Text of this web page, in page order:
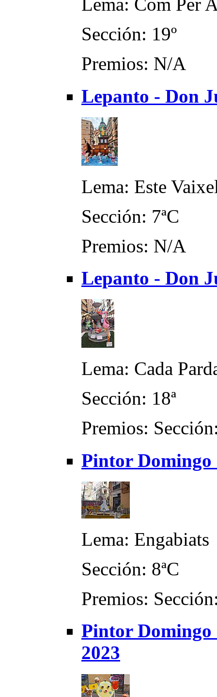
Lema: Com Per
Sección: 19º
Premios: N/A
Lepanto - Don
Lema: Este
Sección: 7ªC
Premios: N/A
Lepanto - Don
Lema: Cada
Sección: 18ª
Premios:
Pintor Domingo
Lema: Engabiats
Sección: 8ªC
Premios:
Pintor
2023